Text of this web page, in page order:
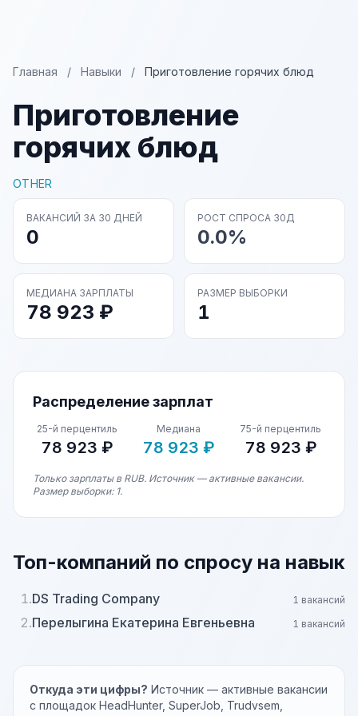
Главная / Навыки / Приготовление горячих блюд
Приготовление
горячих блюд
OTHER
ВАКАНСИЙ ЗА 30 ДНЕЙ
0
РОСТ СПРОСА 30Д
0.0%
МЕДИАНА ЗАРПЛАТЫ
78 923 ₽
РАЗМЕР ВЫБОРКИ
1
Распределение зарплат
25-й перцентиль
78 923 ₽
Медиана
78 923 ₽
75-й перцентиль
78 923 ₽
Только зарплаты в RUB. Источник — активные вакансии.
Размер выборки: 1.
Топ-компаний по спросу на навык
1.DS Trading Company 1 вакансий
2.Перелыгина Екатерина Евгеньевна 1 вакансий
Откуда эти цифры? Источник — активные вакансии
с площадок HeadHunter, SuperJob, Trudvsem,